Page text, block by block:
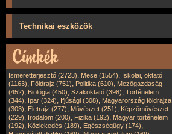
Technikai eszközök
Ismeretterjesztő (2723), Mese (1554), Iskolai, oktató
(1163), Földrajz (751), Politika (610), Mezőgazdaság
(452), Biológia (450), Szakoktató (398), Történelem
(344), Ipar (324), Ifjúsági (308), Magyarország földrajza
(303), Életrajz (277), Művészet (251), Képzőművészet
(229), Irodalom (200), Fizika (192), Magyar történelem
(192), Közlekedés (189), Egészségügy (174),